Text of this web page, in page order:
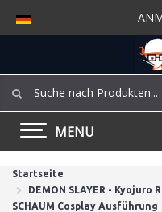
MENU
Startseite
DEMON SLAYER -
SCHAUM Cosplay Ausführung